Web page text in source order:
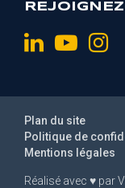
Réalisé avec ♥ par
Mentions légales
Politique de
Plan du site